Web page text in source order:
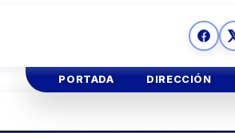
PORTADA DIRECCIÓN